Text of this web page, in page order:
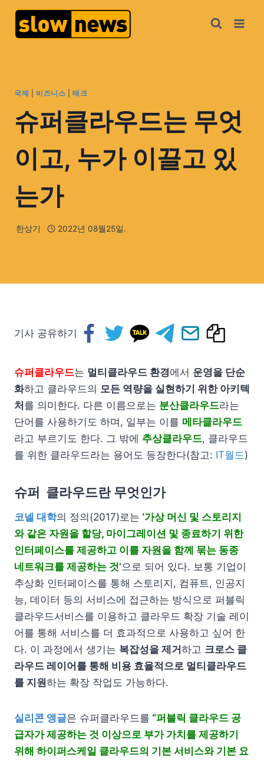
국제 비즈니스 |테크
슈퍼클라우드는 무엇
이고, 누가 이끌고 있
는가
한상기 2022년 08월25일.
기사 공유하기
슈퍼클라우드는 멀티클라우드 환경에서 운영을 단순
화하고 클라우드의 모든 역량을 실현하기 위한 아키텍
처 를 의미한다. 다른 이름으로는 분산클라우드라는
단어를 사용하기도 하며, 일부는 이를 메타클라우드
라고 부르기도 한다. 그 밖에 추상클라우드, 클라우드
를 위한 클라우드라는 용어도 등장한다(참고: IT월드)
슈퍼 클라우드란 무엇인가
코넬 대학의 정의(2017)로는 ‘가상 머신 및 스토리지
와 같은 자원을 할당, 마이그레이션 및 종료하기 위한
인터페이스를 제공하고 이를 자원을 함께 묶는 동종
네트워크를 제공하는 것’으로 되어 있다. 보통 기업이
추상화 인터페이스를 통해 스토리지, 컴퓨트, 인공지
능, 데이터 등의 서비스에 접근하는 방식으로 퍼블릭
클라우드서비스를 이용하고 클라우드 확장 기술 레이
어를 통해 서비스를 더 효과적으로 사용하고 싶어 한
다. 이 과정에서 생기는 복잡성을 제거 하고 크로스 클
라우드 레이어를 통해 비용 효율적으로 멀티클라우드
를 지원하는 확장 작업도 가능하다.
실리콘 앵글은 슈퍼클라우드를 “퍼블릭 클라우드 공
급자가 제공하는 것 이상으로 부가 가치를 제공하기
위해 하이퍼스케일 클라우드의 기본 서비스와 기본 요